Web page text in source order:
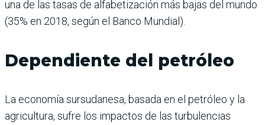
una de las tasas de alfabetización más bajas del mundo
(35% en 2018, según el Banco Mundial).
Dependiente del petróleo
La economía sursudanesa, basada en el petróleo y la
agricultura, sufre los impactos de las turbulencias